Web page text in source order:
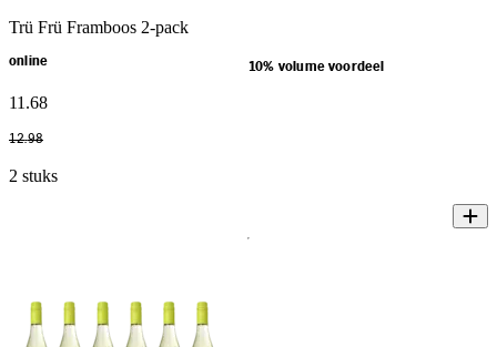
Trü Frü Framboos 2-pack
online 10% volume voordeel
11.68
12.98
2 stuks